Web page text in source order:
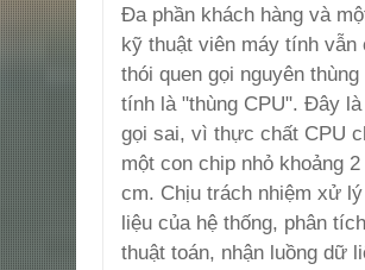
Đa phần khách hàng và
kỹ thuật viên máy tính vẫn
thói quen gọi nguyên thùng
tính là "thùng CPU". Đây
gọi sai, vì thực chất CPU
một con chip nhỏ khoảng
cm. Chịu trách nhiệm xử
liệu của hệ thống, phân
thuật toán, nhận luồng dữ